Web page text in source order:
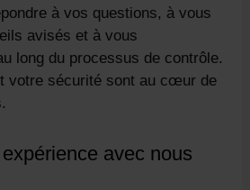
à vos questions, à vous
avisés et à vous
long du processus de contrôle.
votre sécurité sont au cœur de
avec nous